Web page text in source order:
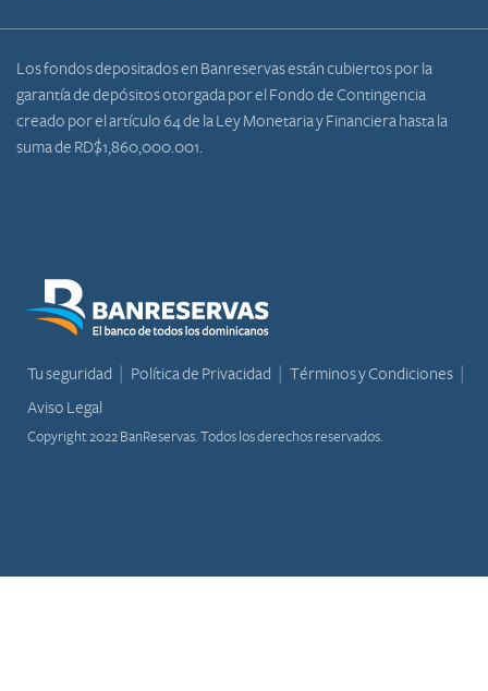
Los fondos depositados en Banreservas están cubiertos por la
garantía de depósitos otorgada por el Fondo de Contingencia
creado por el artículo 64 de la Ley Monetaria y Financiera hasta la
suma de RD$1,860,000.001.
Tu seguridad Política de Privacidad
Términos y Condiciones
Aviso Legal
Copyright 2022 BanReservas. Todos los derechos reservados.